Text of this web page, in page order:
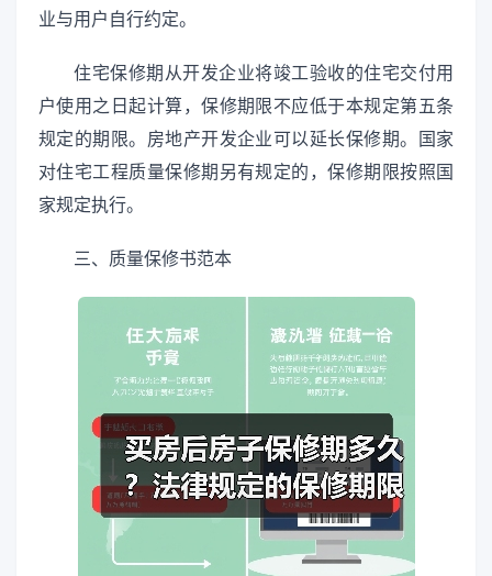
业与用户自行约定。
住宅保修期从开发企业将竣工验收的住宅交付用
户使用之日起计算，保修期限不应低于本规定第五条
规定的期限。房地产开发企业可以延长保修期。国家
对住宅工程质量保修期另有规定的，保修期限按照国
家规定执行。
三、质量保修书范本